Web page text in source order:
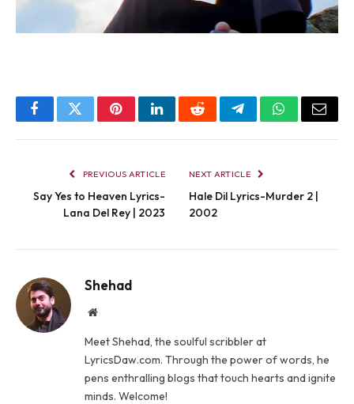
FacebookTwitterPinterestLinkedInRedditTelegramWhatsApp
Email
PREVIOUS ARTICLE
Say Yes to Heaven Lyrics-
Lana Del Rey | 2023
NEXT ARTICLE
Hale Dil Lyrics-Murder 2 |
2002
Shehad
Website
Meet Shehad, the soulful scribbler at
LyricsDaw.com. Through the power of words, he
pens enthralling blogs that touch hearts and ignite
minds. Welcome!